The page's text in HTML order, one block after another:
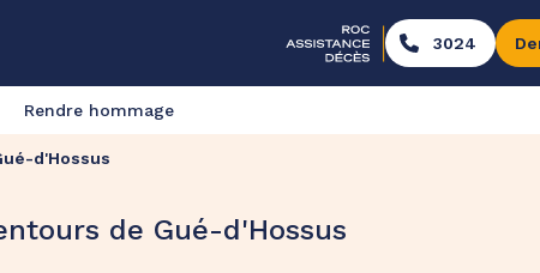
3024
Rendre hommage
d'Hossus
de Gué-d'Hossus